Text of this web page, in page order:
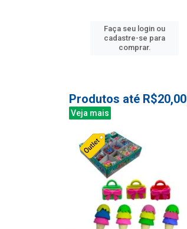
Faça seu login ou
cadastre-se para
comprar.
Produtos até R$20,00
Veja mais